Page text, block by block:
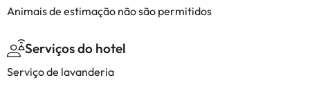
Animais de estimação não são permitidos
Serviços do hotel
Serviço de lavanderia